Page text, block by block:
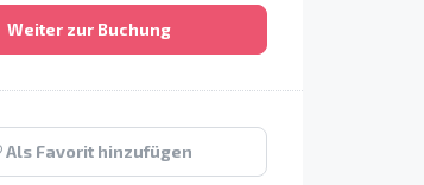
Weiter zur Buchung
Als Favorit hinzufügen